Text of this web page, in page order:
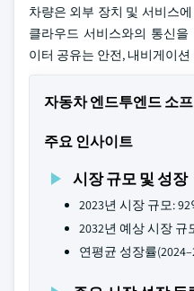
차량은 외부 장치 및 서비스
클라우드 서비스와의 통신
이터 공유는 안전, 내비게이
자동차 엔드투엔드 소
주요 인사이트
시장 규모 및 성장
2023년 시장 규모: 92
2032년 예상 시장 규
연평균 성장률